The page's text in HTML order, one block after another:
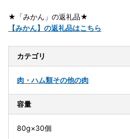
★「みかん」の返礼品★
【みかん】の返礼品はこちら
カテゴリ
肉・ハム類その他の肉
容量
80g×30個